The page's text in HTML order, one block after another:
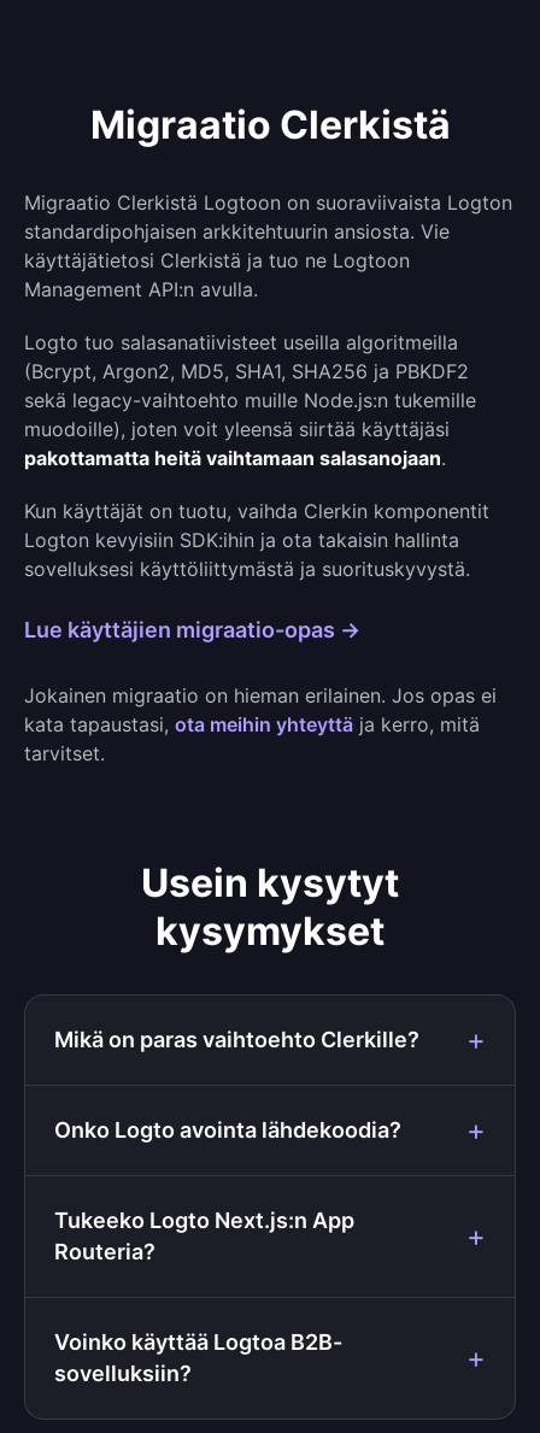
Migraatio Clerkistä
Migraatio Clerkistä Logtoon on suoraviivaista Logton
standardipohjaisen arkkitehtuurin ansiosta. Vie
käyttäjätietosi Clerkistä ja tuo ne Logtoon
Management API:n avulla.
Logto tuo salasanatiivisteet useilla algoritmeilla
(Bcrypt, Argon2, MD5, SHA1, SHA256 ja PBKDF2
sekä legacy-vaihtoehto muille Node.js:n tukemille
muodoille), joten voit yleensä siirtää käyttäjäsi
pakottamatta heitä vaihtamaan salasanojaan.
Kun käyttäjät on tuotu, vaihda Clerkin komponentit
Logton kevyisiin SDK:ihin ja ota takaisin hallinta
sovelluksesi käyttöliittymästä ja suorituskyvystä.
Lue käyttäjien migraatio-opas →
Jokainen migraatio on hieman erilainen. Jos opas ei
kata tapaustasi, ota meihin yhteyttä ja kerro, mitä
tarvitset.
Usein kysytyt
kysymykset
Mikä on paras vaihtoehto Clerkille?
Onko Logto avointa lähdekoodia?
Tukeeko Logto Next.js:n App
Routeria?
Voinko käyttää Logtoa B2B-
sovelluksiin?